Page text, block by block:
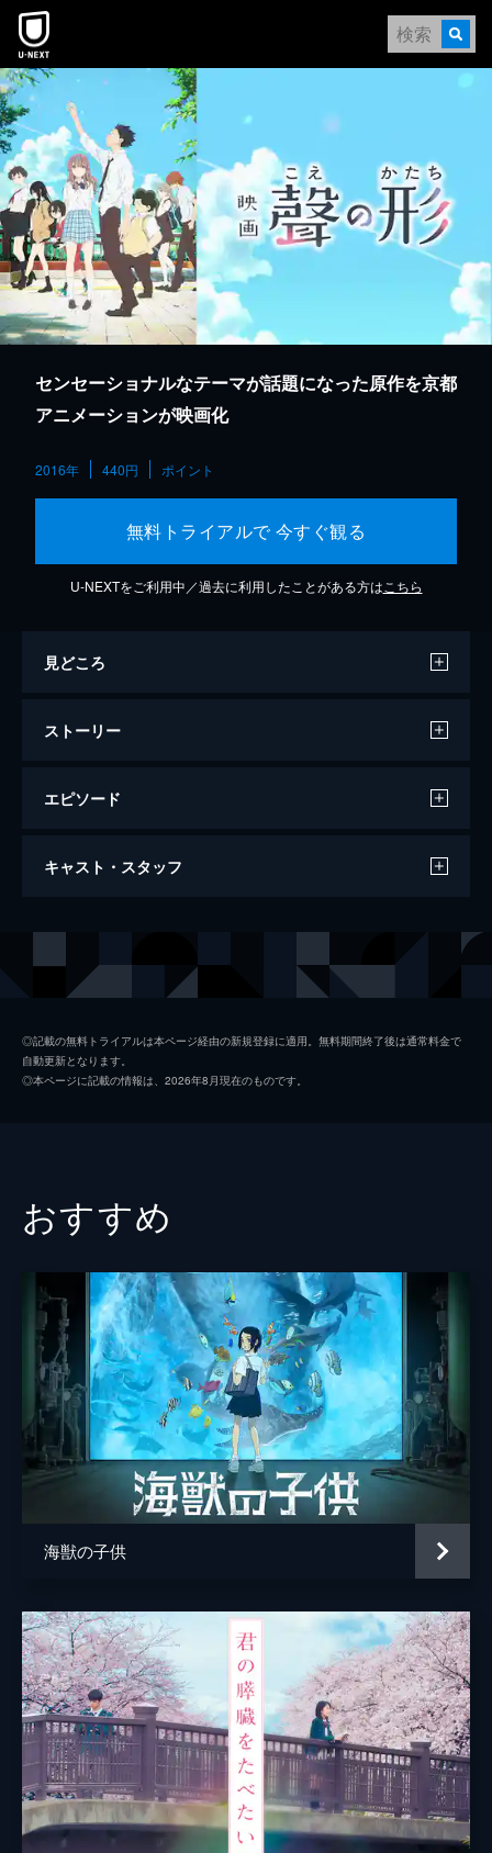
本文へスキップ
センセーショナルなテーマが話題になった原作を京都
アニメーションが映画化
2016年 440円 ポイント
無料トライアルで 今すぐ観る
U-NEXTをご利用中／過去に利用したことがある方は こちら
見どころ
ストーリー
エピソード
映画『聲の形』
キャスト・スタッフ
西宮硝子 早見沙織
石田将也（小学生） 松岡茉優
島田一旗（小学生） 小島幸子
広瀬啓祐（小学生） 武田華
竹内先生 小松史法
西宮いと 谷育子
マリア 鎌田英怜奈
将也の姉 濱口綾乃
島田一旗 西谷亮
増元拓也
石田美也子 ゆきのさつき
西宮八重子 平松晶子
監督 山田尚子
脚本 吉田玲子
◎記載の無料トライアルは本ページ経由の新規登録に適用。無料期間終了後は通常料金で
自動更新となります。
◎本ページに記載の情報は、2026年8月現在のものです。
おすすめ
海獣の子供